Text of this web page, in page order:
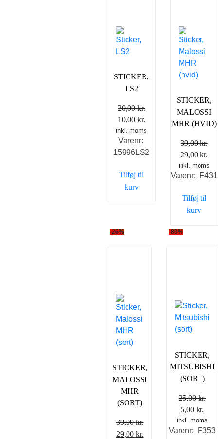
STICKER,
LS2
20,00kr.
Den
oprindelige
pris
var:
10,00kr.
aktuelle
er:
inkl. moms
Varenr:
15996LS2
Tilføj til
kurv
STICKER,
MALOSSI
MHR (HVID)
39,00kr.
Den
pris
39,00 kr..
29,00 kr.
inkl. moms
Varenr: F431
Tilføj til
kurv
-26%
STICKER,
MALOSSI
MHR
(SORT)
39,00kr.
Den
29,00 kr.Den
-80%
STICKER,
MITSUBISHI
(SORT)
25,00kr.
Den
pris
5,00 kr.
pris
inkl. moms
Varenr: F353